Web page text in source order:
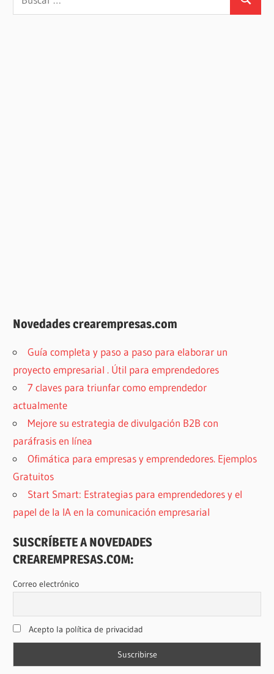
Buscar
Novedades crearempresas.com
Guía completa y paso a paso para elaborar un
proyecto empresarial . Útil para emprendedores
7 claves para triunfar como emprendedor
actualmente
Mejore su estrategia de divulgación B2B con
paráfrasis en línea
Ofimática para empresas y emprendedores. Ejemplos
Gratuitos
Start Smart: Estrategias para emprendedores y el
papel de la IA en la comunicación empresarial
SUSCRÍBETE A NOVEDADES
CREAREMPRESAS.COM:
Correo electrónico
Acepto la política de privacidad